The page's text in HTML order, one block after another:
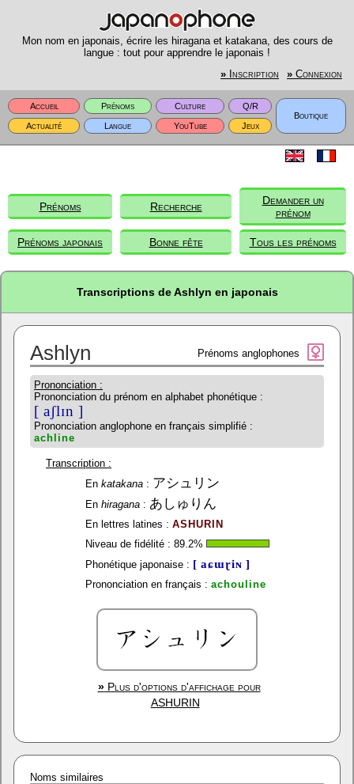
Mon nom en japonais, écrire les hiragana et katakana, des cours de
langue : tout pour apprendre le japonais !
» Inscription » Connexion
Accueil Prénoms Culture
Q/R
Boutique
Actualité
Langue YouTube Jeux
Prénoms Recherche
Demander un
prénom
Prénoms japonais Bonne fête Tous les prénoms
Transcriptions de Ashlyn en japonais
Ashlyn Prénoms anglophones
Prononciation :
Prononciation du prénom en alphabet phonétique :
[ aʃlɪn ]
Prononciation anglophone en français simplifié :
achline
Transcription :
En katakana: アシュリン
En hiragana: あしゅりん
En lettres latines : ASHURIN
Niveau de fidélité : 89.2%
Phonétique japonaise : [ aɕɯɽiɴ ]
Prononciation en français : achouline
»Plus d'options d'affichage pour
ASHURIN
Noms similaires